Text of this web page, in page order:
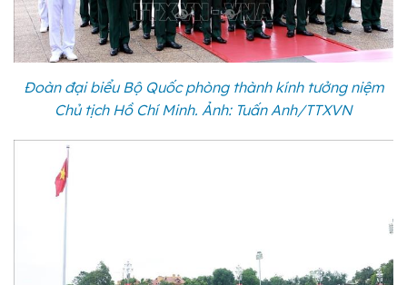
Đoàn đại biểu Bộ Quốc phòng thành kính tưởng niệm
Chủ tịch Hồ Chí Minh. Ảnh: Tuấn Anh/TTXVN